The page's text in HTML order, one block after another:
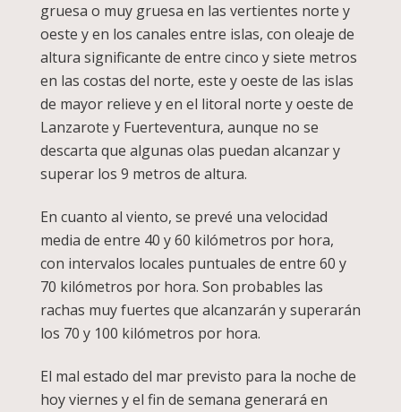
gruesa o muy gruesa en las vertientes norte y
oeste y en los canales entre islas, con oleaje de
altura significante de entre cinco y siete metros
en las costas del norte, este y oeste de las islas
de mayor relieve y en el litoral norte y oeste de
Lanzarote y Fuerteventura, aunque no se
descarta que algunas olas puedan alcanzar y
superar los 9 metros de altura.
En cuanto al viento, se prevé una velocidad
media de entre 40 y 60 kilómetros por hora,
con intervalos locales puntuales de entre 60 y
70 kilómetros por hora. Son probables las
rachas muy fuertes que alcanzarán y superarán
los 70 y 100 kilómetros por hora.
El mal estado del mar previsto para la noche de
hoy viernes y el fin de semana generará en